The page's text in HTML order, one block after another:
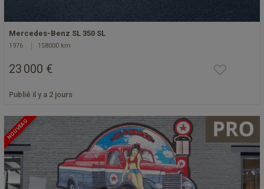
Mercedes-Benz SL 350 SL
1976 158000 km
23 000 €
Publié il y a 2 jours
NOUVEAU